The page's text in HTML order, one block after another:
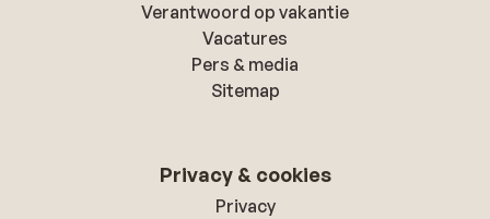
Verantwoord op vakantie
Vacatures
Pers & media
Sitemap
Privacy & cookies
Privacy